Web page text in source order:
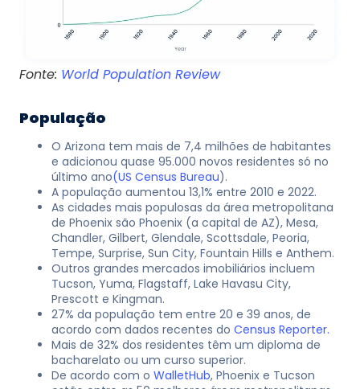
Fonte: World Population Review
População
O Arizona tem mais de 7,4 milhões de habitantes
e adicionou quase 95.000 novos residentes só no
último ano(US Census Bureau).
A população aumentou 13,1% entre 2010 e 2022.
As cidades mais populosas da área metropolitana
de Phoenix são Phoenix (a capital de AZ), Mesa,
Chandler, Gilbert, Glendale, Scottsdale, Peoria,
Tempe, Surprise, Sun City, Fountain Hills e Anthem.
Outros grandes mercados imobiliários incluem
Tucson, Yuma, Flagstaff, Lake Havasu City,
Prescott e Kingman.
27% da população tem entre 20 e 39 anos, de
acordo com dados recentes do Census Reporter.
Mais de 32% dos residentes têm um diploma de
bacharelato ou um curso superior.
De acordo com o WalletHub, Phoenix e Tucson